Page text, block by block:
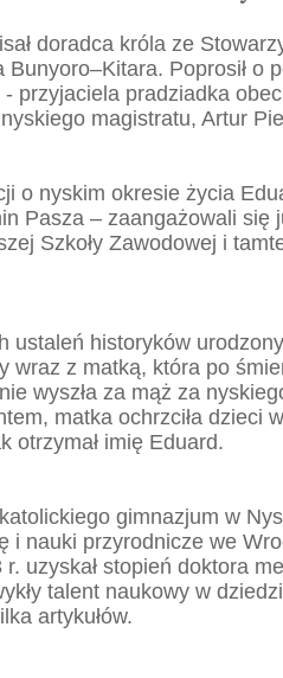
doradca króla ze
Poprosił o
przyjaciela pradziadka
magistratu, Artur
o nyskim okresie życia
Pasza – zaangażowali się
Szkoły Zawodowej i
ustaleń historyków
wraz z matką, która po
wyszła za mąż za
matka ochrzciła dzieci
otrzymał imię Eduard.
gimnazjum w
i nauki przyrodnicze we
uzyskał stopień doktora
talent naukowy w
artykułów.